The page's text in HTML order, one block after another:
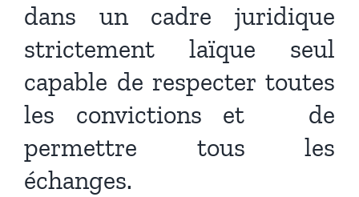
dans un cadre juridique
strictement laïque seul
capable de respecter toutes
les convictions et de
permettre tous les
échanges.